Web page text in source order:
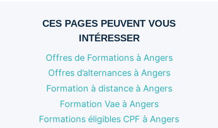
CES PAGES PEUVENT VOUS
INTÉRESSER
Offres de Formations à Angers
Offres d’alternances à Angers
Formation à distance à Angers
Formation Vae à Angers
Formations éligibles CPF à Angers